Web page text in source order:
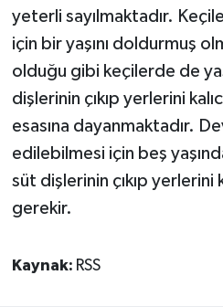
yeterli sayılmaktadır.
için bir yaşını doldurmuş
olduğu gibi keçilerde de
dişlerinin çıkıp yerlerini
esasına dayanmaktadır.
edilebilmesi için beş
süt dişlerinin çıkıp yerlerini
gerekir.
Kaynak: RSS